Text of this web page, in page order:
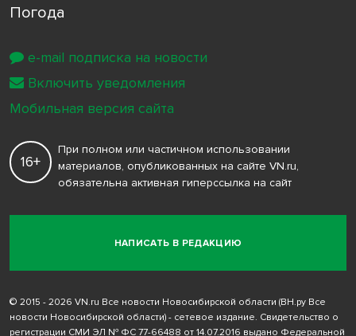
Погода
НАПИСАТЬ В РЕДАКЦИЮ
16+
При полном или частичном использовании
материалов, опубликованных на сайте VN.ru,
обязательна активная гиперссылка на сайт
© 2015 - 2026 VN.ru Все новости Новосибирской области (ВН.ру Все
новости Новосибирской области) - сетевое издание. Свидетельство о
регистрации СМИ ЭЛ № ФС 77-66488 от 14.07.2016 выдано Федеральной
e-mail подписка на новости
Включить уведомления
Мобильная версия сайта